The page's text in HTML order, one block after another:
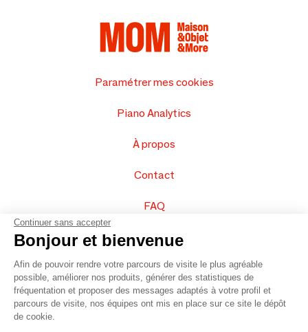
Paramétrer mes cookies
Piano Analytics
À propos
Contact
FAQ
Vendez vos produits
Plan du site
Continuer sans accepter
Bonjour et bienvenue
Afin de pouvoir rendre votre parcours de visite le plus agréable
possible, améliorer nos produits, générer des statistiques de
fréquentation et proposer des messages adaptés à votre profil et
parcours de visite, nos équipes ont mis en place sur ce site le dépôt
de cookie.